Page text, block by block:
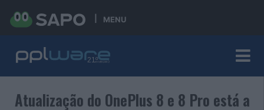
MENU
Atualização do OnePlus 8 e 8 Pro está a